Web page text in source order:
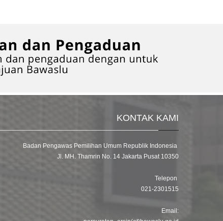
KONTAK KAMI
Badan Pengawas Pemilihan Umum Republik Indonesia
Jl. MH. Thamrin No. 14 Jakarta Pusat 10350
Telepon
021-2301515
Email: